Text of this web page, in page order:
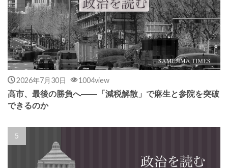
2026年7月30日 1004view
高市、最後の勝負へ――「減税解散」で麻生と参院を突破
できるのか